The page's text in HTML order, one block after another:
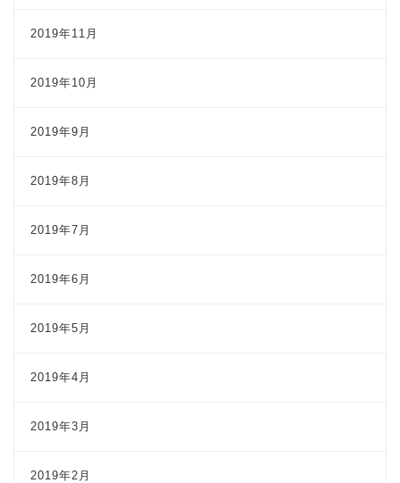
2019年11月
2019年10月
2019年9月
2019年8月
2019年7月
2019年6月
2019年5月
2019年4月
2019年3月
2019年2月